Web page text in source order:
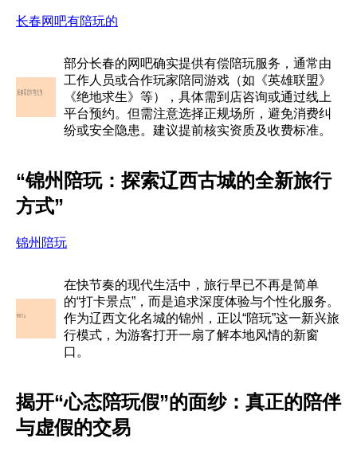
长春网吧有陪玩的
部分长春的网吧确实提供有偿陪玩服务，通常由
工作人员或合作玩家陪同游戏（如《英雄联盟》
《绝地求生》等），具体需到店咨询或通过线上
平台预约。但需注意选择正规场所，避免消费纠
纷或安全隐患。建议提前核实资质及收费标准。
“锦州陪玩：探索辽西古城的全新旅行
方式”
锦州陪玩
在快节奏的现代生活中，旅行早已不再是简单
的“打卡景点”，而是追求深度体验与个性化服务。
作为辽西文化名城的锦州，正以“陪玩”这一新兴旅
行模式，为游客打开一扇了解本地风情的新窗
口。
揭开“心态陪玩假”的面纱：真正的陪伴
与虚假的交易